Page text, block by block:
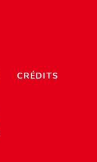
CRÉDITS